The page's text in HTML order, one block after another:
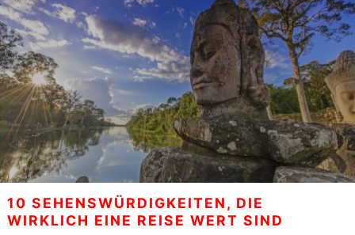
10 SEHENSWÜRDIGKEITEN, DIE
WIRKLICH EINE REISE WERT SIND